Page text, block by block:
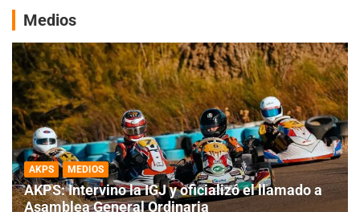
Medios
AKPS MEDIOS
AKPS: Intervino la IGJ y oficializó el llamado a
Asamblea General Ordinaria